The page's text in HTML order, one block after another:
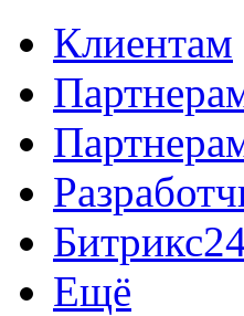
Клиентам
Ещё